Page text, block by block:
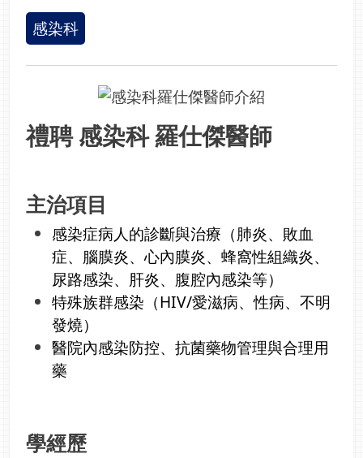
感染科
禮聘 感染科 羅仕傑醫師
主治項目
感染症病人的診斷與治療（肺炎、敗血
症、腦膜炎、心內膜炎、蜂窩性組織炎、
尿路感染、肝炎、腹腔內感染等）
特殊族群感染（HIV/愛滋病、性病、不明
發燒）
醫院內感染防控、抗菌藥物管理與合理用
藥
學經歷